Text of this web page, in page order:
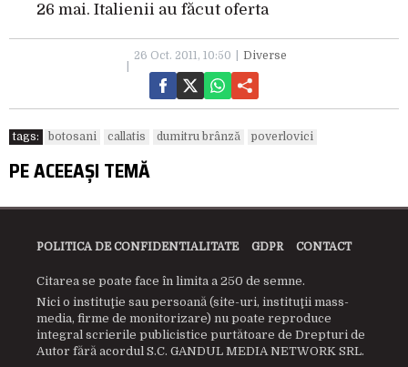
26 mai. Italienii au făcut oferta
26 Oct. 2011, 10:50 Diverse
tags: botosani callatis dumitru brânză poverlovici
PE ACEEAȘI TEMĂ
POLITICA DE CONFIDENTIALITATE GDPR CONTACT
Citarea se poate face în limita a 250 de semne.
Nici o instituţie sau persoană (site-uri, instituţii mass-
media, firme de monitorizare) nu poate reproduce
integral scrierile publicistice purtătoare de Drepturi de
Autor fără acordul S.C. GANDUL MEDIA NETWORK SRL.